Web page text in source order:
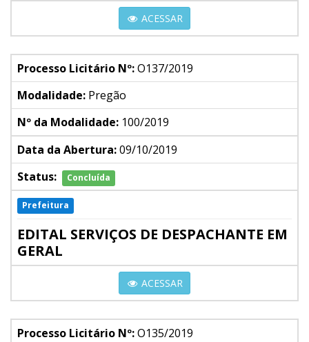
ACESSAR
Processo Licitário Nº:O137/2019
Modalidade: Pregão
Nº da Modalidade: 100/2019
Data da Abertura:09/10/2019
Status:
Concluída
Prefeitura
EDITAL SERVIÇOS DE DESPACHANTE EM
GERAL
ACESSAR
Processo Licitário Nº:O135/2019